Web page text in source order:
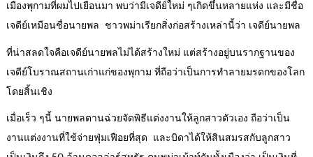
เมืองพุกามที่ผมไปเยือนมา พบว่ามีเจดีย์ใหม่ ๆเกิดขึ้นหลายแห่ง และมีชื่อ
เจดีย์เหมือนชื่อนายพล ชาวพม่าเรียกสิ่งก่อสร้างเหล่านี้ว่า เจดีย์นายพล
ที่น่าสลดใจคือเจดีย์นายพลไม่ได้สร้างใหม่ แต่สร้างอยู่บนรากฐานของ
เจดีย์โบราณสถานเก่าแก่ของพุกาม ที่ถือว่าเป็นการทำลายมรดกของโลก
โดยสิ้นเชิง
เมื่อเร็ว ๆนี้ นายพลตานฉ่วยจัดพิธีแต่งงานให้ลูกสาวตัวเอง ถือว่าเป็น
งานแต่งงานที่ใช้จ่ายฟุ่มเฟือยที่สุด และบิดาได้ให้สินสมรสกับลูกสาว